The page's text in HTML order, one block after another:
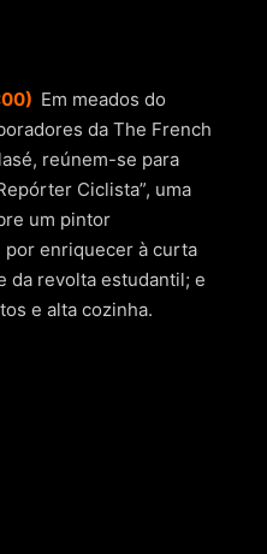
Em meados do
da The French
reúnem-se para
Ciclista”, uma
um pintor
por enriquecer à curta
da revolta estudantil; e
e alta cozinha.